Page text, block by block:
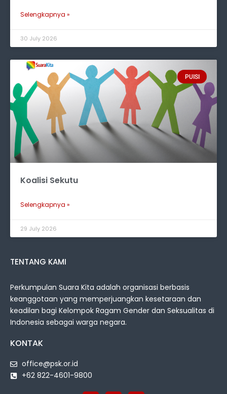
Selengkapnya »
30 July 2026
PUISI
Koalisi Sekutu
Selengkapnya »
29 July 2026
TENTANG KAMI
Perkumpulan Suara Kita adalah organisasi berbasis
keanggotaan yang memperjuangkan kesetaraan dan
keadilan bagi Kelompok Ragam Gender dan Seksualitas di
Indonesia sebagai warga negara.
KONTAK
office@psk.or.id
+62 822-4601-9800